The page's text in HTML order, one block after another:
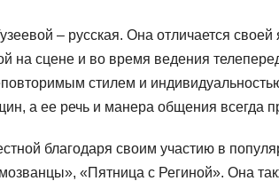
– русская. Она отличается
на сцене и во время ведения
стилем и
а ее речь и манера общения всегда
благодаря своим участию в
«Пятница с Региной». Она